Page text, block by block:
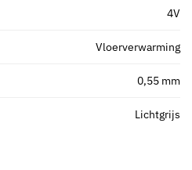
4V
Vloerverwarming
0,55 mm
Lichtgrijs